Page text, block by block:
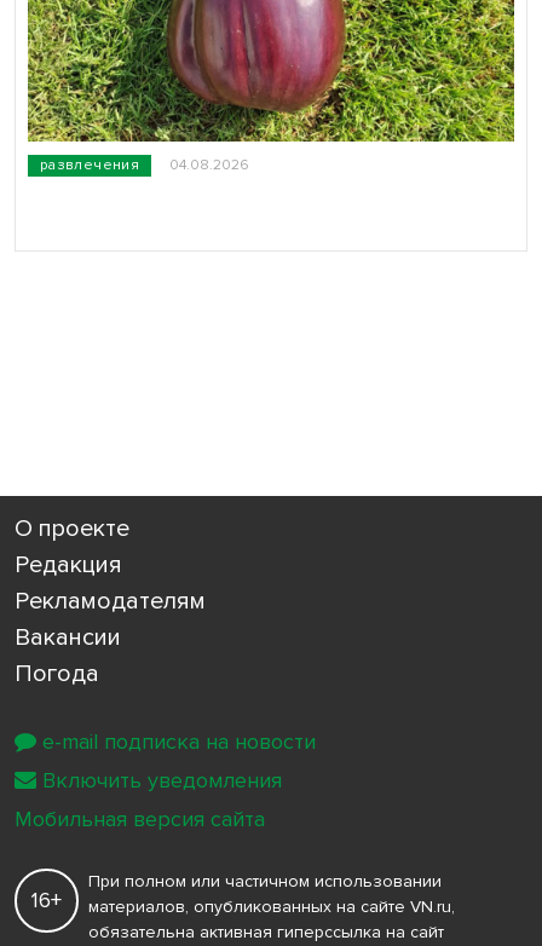
развлечения 04.08.2026
О проекте
Редакция
Рекламодателям
Вакансии
Погода
16+
При полном или частичном использовании
материалов, опубликованных на сайте VN.ru,
обязательна активная гиперссылка на сайт
e-mail подписка на новости
Включить уведомления
Мобильная версия сайта